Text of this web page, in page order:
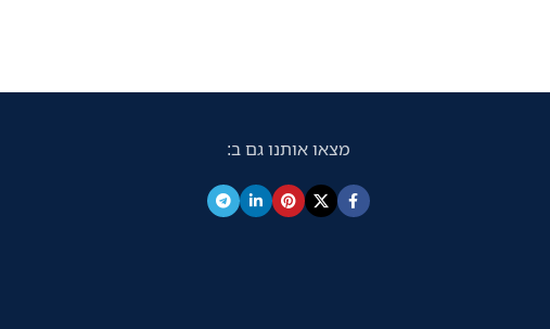
מצאו אותנו גם ב: